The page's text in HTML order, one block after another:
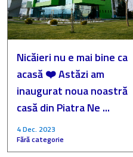
Nicăieri nu e mai bine ca
acasă ❤️ Astăzi am
inaugurat noua noastră
casă din Piatra Ne ...
4 Dec. 2023
Fără categorie